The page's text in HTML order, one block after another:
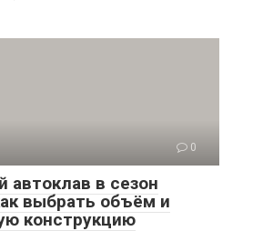
0
автоклав в сезон
выбрать объём и
конструкцию